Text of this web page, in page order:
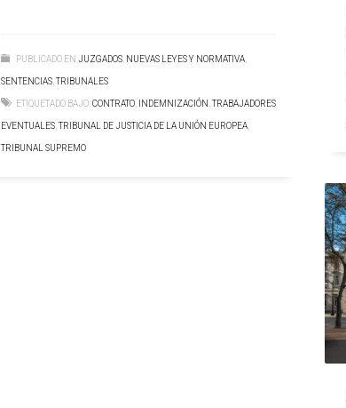
PUBLICADO EN JUZGADOS, NUEVAS LEYES Y NORMATIVA,
SENTENCIAS, TRIBUNALES
ETIQUETADO BAJO:CONTRATO, INDEMNIZACIÓN, TRABAJADORES
EVENTUALES, TRIBUNAL DE JUSTICIA DE LA UNIÓN EUROPEA,
TRIBUNAL SUPREMO